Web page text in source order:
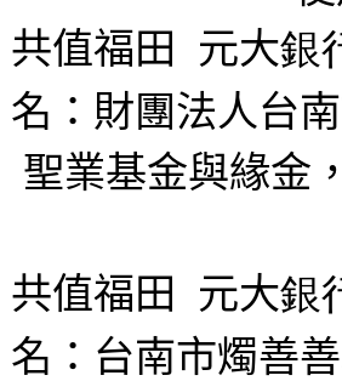
共值福田
元大銀
名：財團法人台
聖業基金與緣金
共值福田
元大銀
名：台南市燭善